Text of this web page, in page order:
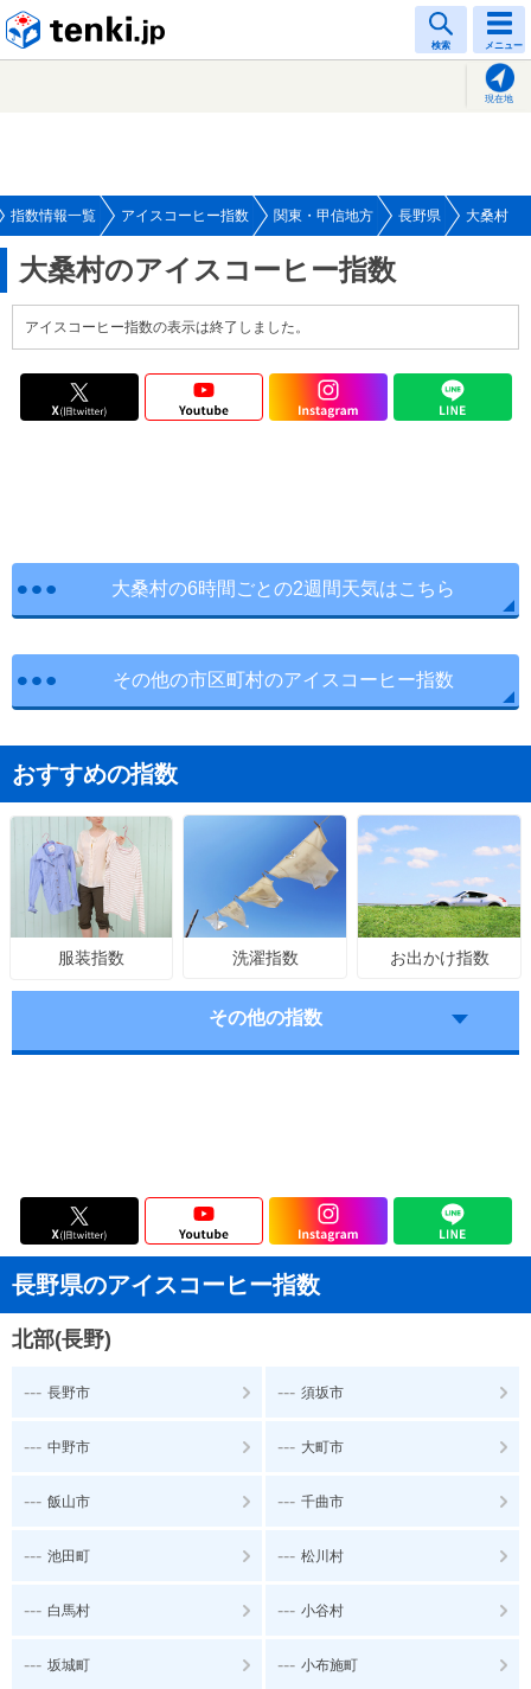
検索 メニュー
現在地
指数情報一覧 アイスコーヒー指数 関東・甲信地方 長野県 大桑村
大桑村のアイスコーヒー指数
アイスコーヒー指数の表示は終了しました。
大桑村の6時間ごとの2週間天気はこちら
その他の市区町村のアイスコーヒー指数
おすすめの指数
服装指数 洗濯指数 お出かけ指数
その他の指数
長野県のアイスコーヒー指数
北部(長野)
--- 長野市 --- 須坂市
--- 中野市 --- 大町市
--- 飯山市 --- 千曲市
--- 池田町 --- 松川村
--- 白馬村 --- 小谷村
--- 坂城町 --- 小布施町